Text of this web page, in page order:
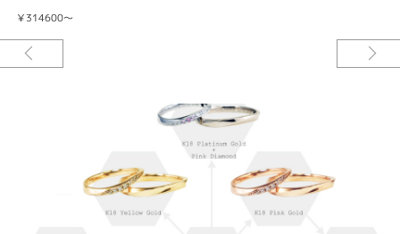
￥314600～